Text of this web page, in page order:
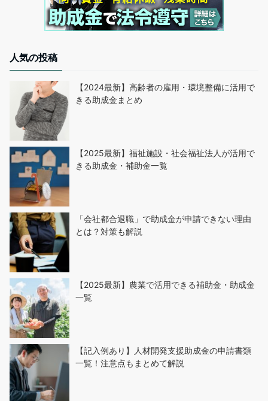
人気の投稿
【2024最新】高齢者の雇用・環境整備に活用で
きる助成金まとめ
【2025最新】福祉施設・社会福祉法人が活用で
きる助成金・補助金一覧
「会社都合退職」で助成金が申請できない理由
とは？対策も解説
【2025最新】農業で活用できる補助金・助成金
一覧
【記入例あり】人材開発支援助成金の申請書類
一覧！注意点もまとめて解説